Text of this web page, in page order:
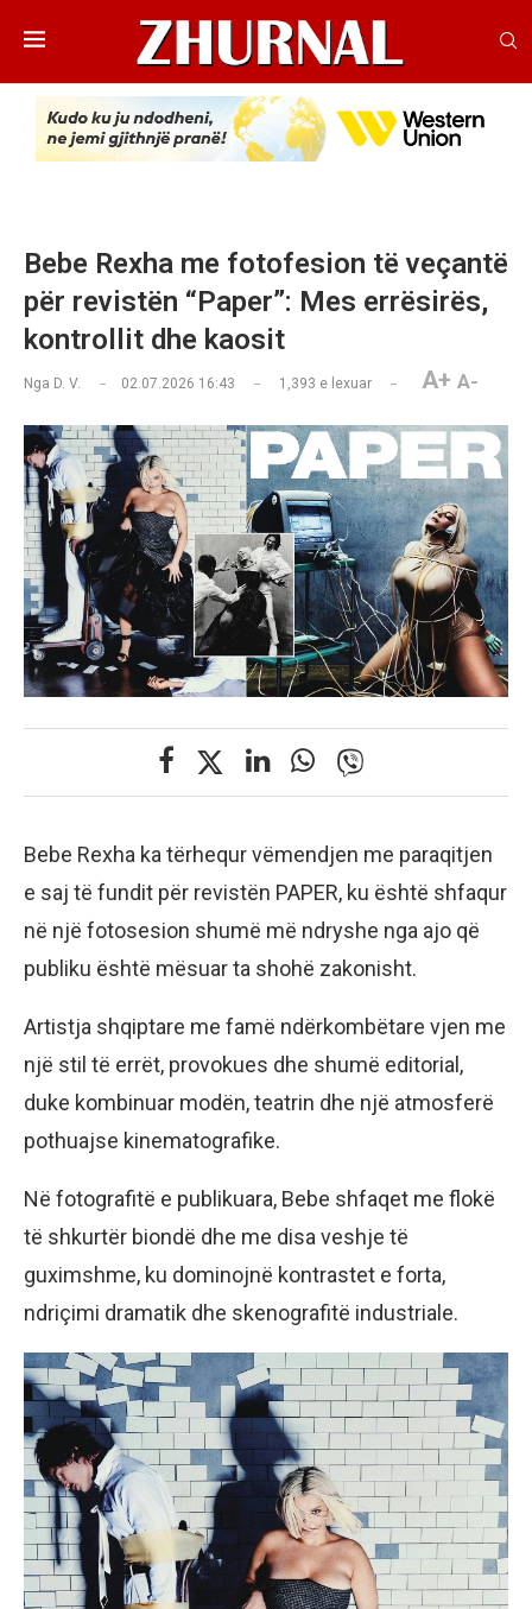
Bebe Rexha me fotofesion të veçantë
për revistën “Paper”: Mes errësirës,
kontrollit dhe kaosit
Nga D. V. 02.07.2026 16:43 1,393 e lexuar A+ A-
Bebe Rexha ka tërhequr vëmendjen me paraqitjen
e saj të fundit për revistën PAPER, ku është shfaqur
në një fotosesion shumë më ndryshe nga ajo që
publiku është mësuar ta shohë zakonisht.
Artistja shqiptare me famë ndërkombëtare vjen me
një stil të errët, provokues dhe shumë editorial,
duke kombinuar modën, teatrin dhe një atmosferë
pothuajse kinematografike.
Në fotografitë e publikuara, Bebe shfaqet me flokë
të shkurtër biondë dhe me disa veshje të
guximshme, ku dominojnë kontrastet e forta,
ndriçimi dramatik dhe skenografitë industriale.